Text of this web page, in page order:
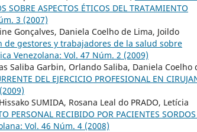
ASPECTOS ÉTICOS DEL TRATAMIENTO
3 (2007)
Gonçalves, Daniela Coelho de Lima, Joildo
gestores y trabajadores de la salud sobre
Venezolana: Vol. 47 Núm. 2 (2009)
Saliba Garbin, Orlando Saliba, Daniela Coelho
DEL EJERCICIO PROFESIONAL EN
SUMIDA, Rosana Leal do PRADO, Letícia
PERSONAL RECIBIDO POR PACIENTES
Vol. 46 Núm. 4 (2008)